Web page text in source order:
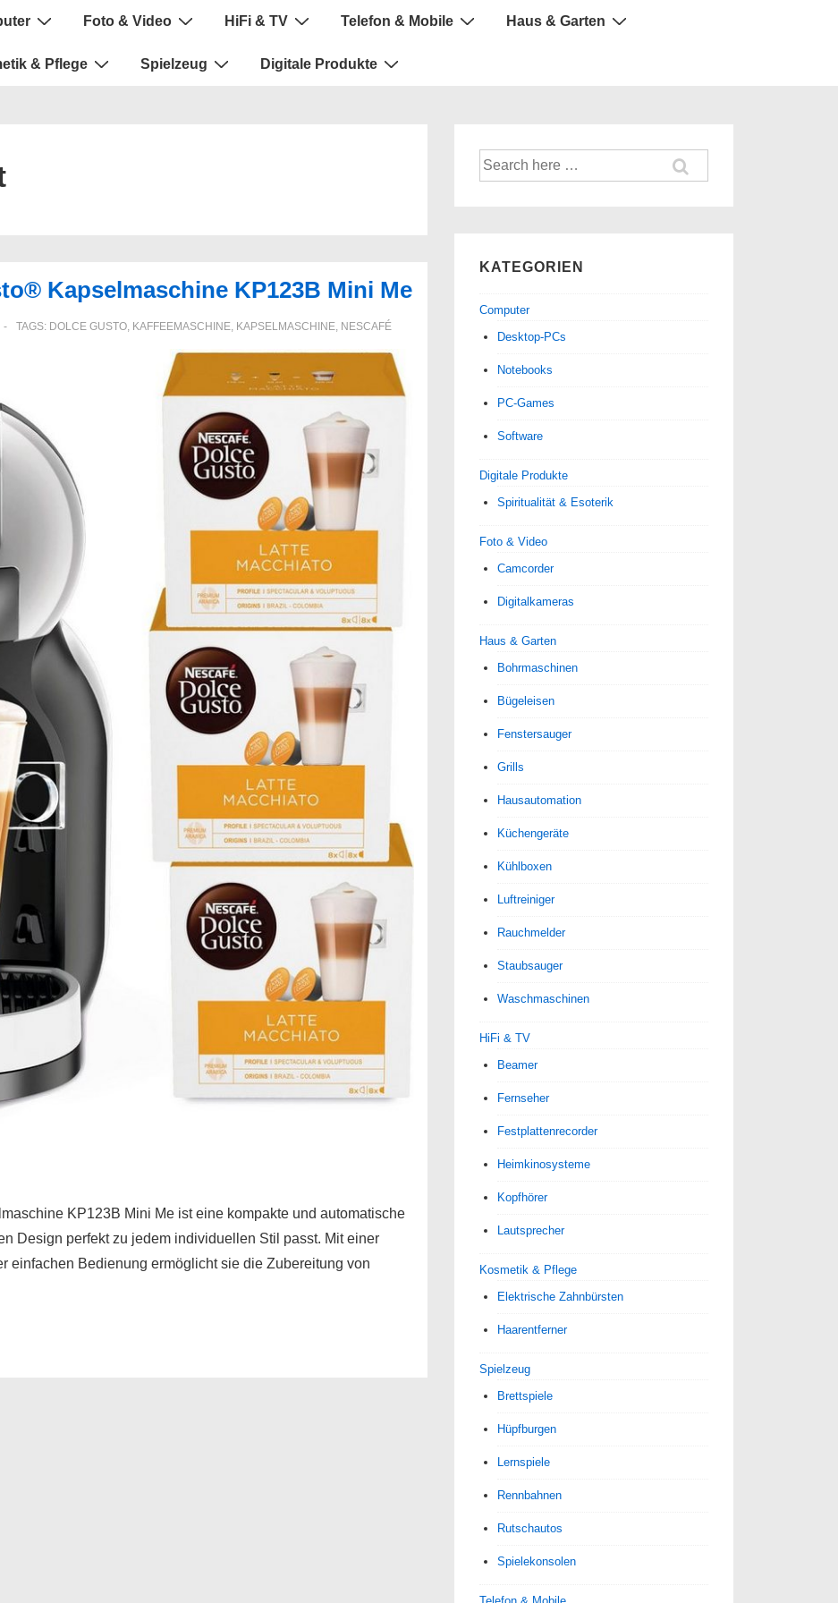
Foto & Video HiFi & TV Telefon & Mobile Haus & Garten
& Pflege Spielzeug Digitale Produkte
Kapselmaschine KP123B Mini Me
TAGS: DOLCE GUSTO, KAFFEEMASCHINE, KAPSELMASCHINE, NESCAFÉ
KP123B Mini Me ist eine kompakte und automatische
Design perfekt zu jedem individuellen Stil passt. Mit einer
einfachen Bedienung ermöglicht sie die Zubereitung von
Suche
nach:
KATEGORIEN
Computer
Desktop-PCs
Notebooks
PC-Games
Software
Digitale Produkte
Spiri­tua­lität & Esoterik
Foto & Video
Camcorder
Digitalkameras
Haus & Garten
Bohrmaschinen
Bügeleisen
Fenstersauger
Grills
Hausautomation
Küchengeräte
Kühlboxen
Luftreiniger
Rauchmelder
Staubsauger
Waschmaschinen
HiFi & TV
Beamer
Fernseher
Festplattenrecorder
Heimkinosysteme
Kopfhörer
Lautsprecher
Kosmetik & Pflege
Elektrische Zahnbürsten
Haarentferner
Spielzeug
Brettspiele
Hüpfburgen
Lernspiele
Rennbahnen
Rutschautos
Spielekonsolen